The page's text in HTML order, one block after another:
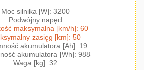
Moc silnika [W]: 3200
Podwójny napęd
maksymalna [km/h]: 60
zasięg [km]: 50
akumulatora [Ah]: 19
akumulatora [Wh]: 988
Waga [kg]: 32